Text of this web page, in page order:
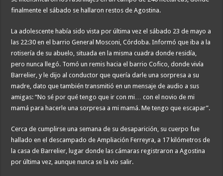
finalmente el sábado se hallaron restos de Agostina.
La adolescente había sido vista por última vez el sábado 23 de mayo a
las 22:30 en el barrio General Mosconi, Córdoba. Informó que iba a la
rotisería de su abuelo, situada en la misma cuadra donde residía,
pero nunca llegó. Tomó un remis hacia el barrio Cofico, donde vivía
Barrelier, y le dijo al conductor que quería darle una sorpresa a su
madre, dato que también transmitió en un mensaje de audio a sus
amigas: “No sé por qué tengo que ir con mi… con el novio de mi
mamá para hacerle una sorpresa a mi mamá. Me tengo que escapar”.
Cerca de cumplirse una semana de su desaparición, su cuerpo fue
hallado en el descampado de Ampliación Ferreyra, a 17 kilómetros de
la casa de Barrelier, lugar donde las cámaras registraron a Agostina
por última vez, aunque nunca se la vio salir.